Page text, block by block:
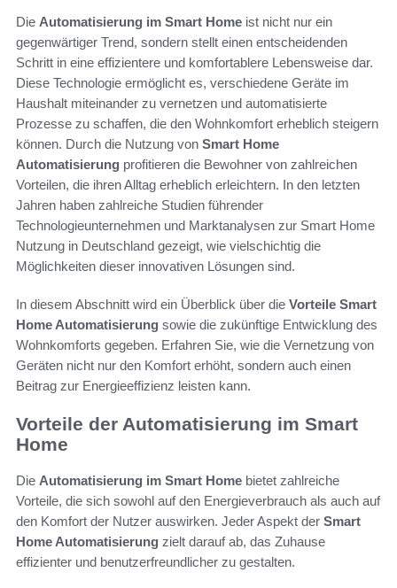
Die Automatisierung im Smart Home ist nicht nur ein
gegenwärtiger Trend, sondern stellt einen entscheidenden
Schritt in eine effizientere und komfortablere Lebensweise dar.
Diese Technologie ermöglicht es, verschiedene Geräte im
Haushalt miteinander zu vernetzen und automatisierte
Prozesse zu schaffen, die den Wohnkomfort erheblich steigern
können. Durch die Nutzung von Smart Home
Automatisierung profitieren die Bewohner von zahlreichen
Vorteilen, die ihren Alltag erheblich erleichtern. In den letzten
Jahren haben zahlreiche Studien führender
Technologieunternehmen und Marktanalysen zur Smart Home
Nutzung in Deutschland gezeigt, wie vielschichtig die
Möglichkeiten dieser innovativen Lösungen sind.
In diesem Abschnitt wird ein Überblick über die Vorteile Smart
Home Automatisierung sowie die zukünftige Entwicklung des
Wohnkomforts gegeben. Erfahren Sie, wie die Vernetzung von
Geräten nicht nur den Komfort erhöht, sondern auch einen
Beitrag zur Energieeffizienz leisten kann.
Vorteile der Automatisierung im Smart
Home
Die Automatisierung im Smart Home bietet zahlreiche
Vorteile, die sich sowohl auf den Energieverbrauch als auch auf
den Komfort der Nutzer auswirken. Jeder Aspekt der Smart
Home Automatisierung zielt darauf ab, das Zuhause
effizienter und benutzerfreundlicher zu gestalten.